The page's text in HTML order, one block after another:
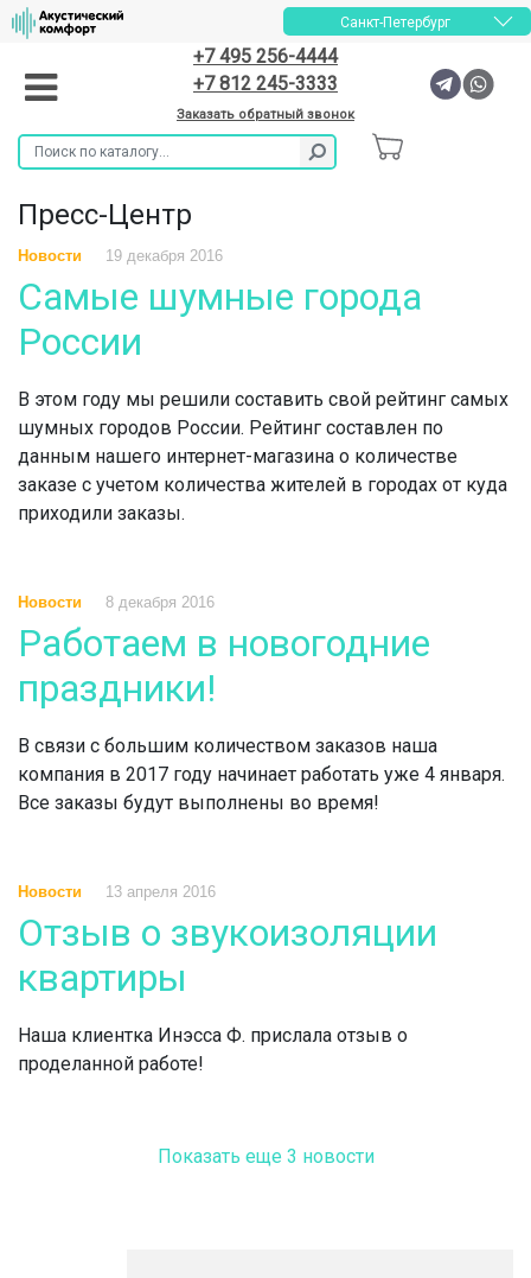
Санкт-Петербург
+7 495 256-4444
+7 812 245-3333
Заказать обратный звонок
Пресс-Центр
Новости 19 декабря 2016
Самые шумные города
России
В этом году мы решили составить свой рейтинг самых
шумных городов России. Рейтинг составлен по
данным нашего интернет-магазина о количестве
заказе с учетом количества жителей в городах от куда
приходили заказы.
Новости 8 декабря 2016
Работаем в новогодние
праздники!
В связи с большим количеством заказов наша
компания в 2017 году начинает работать уже 4 января.
Все заказы будут выполнены во время!
Новости 13 апреля 2016
Отзыв о звукоизоляции
квартиры
Наша клиентка Инэсса Ф. прислала отзыв о
проделанной работе!
Показать еще 3 новости